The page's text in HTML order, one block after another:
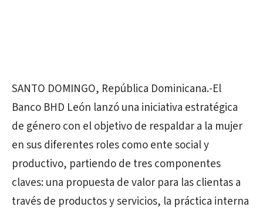
SANTO DOMINGO, República Dominicana.-El
Banco BHD León lanzó una iniciativa estratégica
de género con el objetivo de respaldar a la mujer
en sus diferentes roles como ente social y
productivo, partiendo de tres componentes
claves: una propuesta de valor para las clientas a
través de productos y servicios, la práctica interna